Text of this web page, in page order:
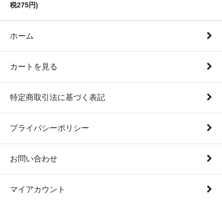
税275円)
ホーム
カートを見る
特定商取引法に基づく表記
プライバシーポリシー
お問い合わせ
マイアカウント